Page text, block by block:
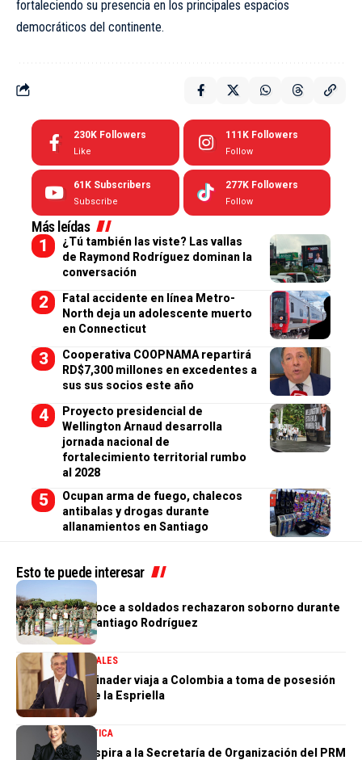
fortaleciendo su presencia en los principales espacios
democráticos del continente.
230K Followers
Like
111K Followers
Follow
61K Subscribers
Subscribe
277K Followers
Follow
Más leídas
¿Tú también las viste? Las vallas
de Raymond Rodríguez dominan la
conversación
Fatal accidente en línea Metro-
North deja un adolescente muerto
en Connecticut
Cooperativa COOPNAMA repartirá
RD$7,300 millones en excedentes a
sus sus socios este año
Proyecto presidencial de
Wellington Arnaud desarrolla
jornada nacional de
fortalecimiento territorial rumbo
al 2028
Ocupan arma de fuego, chalecos
antibalas y drogas durante
allanamientos en Santiago
Esto te puede interesar
NACIONALES
Ejército reconoce a soldados rechazaron soborno durante
operativo en Santiago Rodríguez
GOBIERNONACIONALES
Presidente Abinader viaja a Colombia a toma de posesión
de Abelardo de la Espriella
NACIONALES POLÍTICA
Gloria Reyes aspira a la Secretaría de Organización del PRM